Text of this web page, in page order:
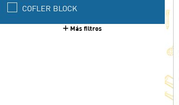
COFLER BLOCK
DEKKIN
Más filtros